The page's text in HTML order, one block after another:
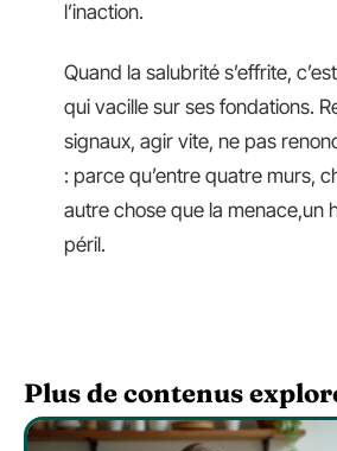
l’inaction.
Quand la salubrité s’effrite,
qui vacille sur ses fondations.
signaux, agir vite, ne pas
: parce qu’entre quatre murs,
autre chose que la menace,un
péril.
Plus de contenus